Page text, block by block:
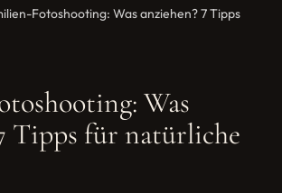
Fotoshooting: Was anziehen? 7 Tipps
Was
Tipps für natürliche